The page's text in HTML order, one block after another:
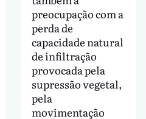
preocupação com a
perda de
capacidade natural
de infiltração
provocada pela
supressão vegetal,
pela
movimentação